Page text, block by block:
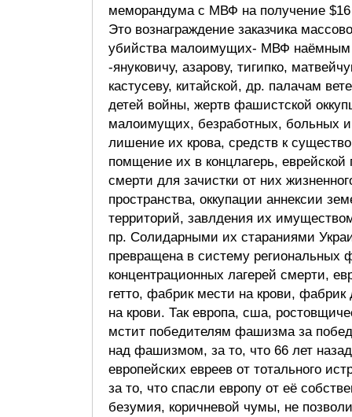
меморандума с МВФ на получение
Это вознаграждение заказчика
убийства малоимущих- МВФ
-януковичу, азарову, тигипко,
кастусеву, китайской, др. палачам
детей войны, жертв фашистской
малоимущих, безработных, больных
лишение их крова, средств к
помщение их в концлагерь, еврейской
смерти для зачистки от них
пространства, оккупации аннексии
территорий, завлдения их
пр. Солидарными их стараниями
превращена в систему региональных
концентрационных лагерей смерти,
гетто, фабрик мести на крови, фабрик
на крови. Так европа, сша,
мстит победителям фашизма за
над фашизмом, за то, что 66 лет
европейских евреев от тотального
за то, что спасли европу от её
безумия, коричневой чумы, не